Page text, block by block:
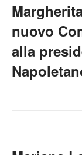
nuovo
alla